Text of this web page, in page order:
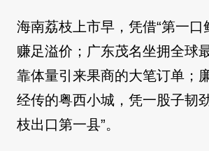
海南荔枝上市早，凭借“第一口
赚足溢价；广东茂名坐拥全球
靠体量引来果商的大笔订单；
经传的粤西小城，凭一股子韧
枝出口第一县”。